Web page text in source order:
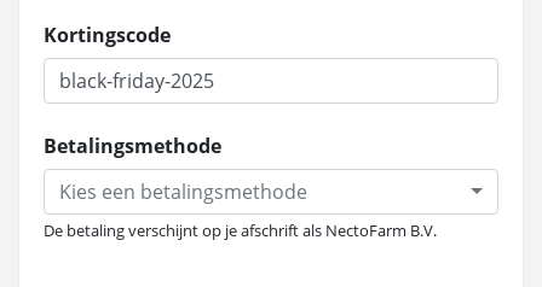
Kortingscode
Betalingsmethode
Kies een betalingsmethode
De betaling verschijnt op je afschrift als NectoFarm B.V.